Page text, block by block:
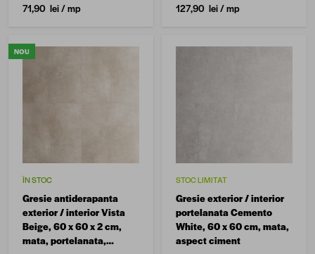
71,90 lei/ mp
127,90 lei/ mp
NOU
ÎN STOC
Gresie antiderapanta
exterior / interior Vista
Beige, 60 x 60 x 2 cm,
mata, portelanata,
STOC LIMITAT
Gresie exterior / interior
portelanata Cemento
White, 60 x 60 cm, mata,
aspect ciment